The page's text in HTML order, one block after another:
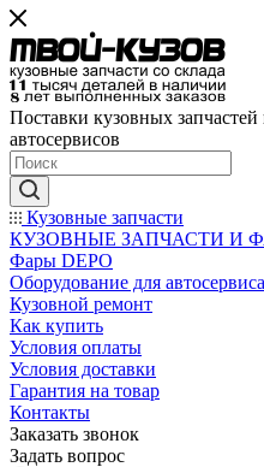
Поставки кузовных
автосервисов
Кузовные запчасти
КУЗОВНЫЕ ЗАПЧАСТИ И
Фары DEPO
Оборудование для автосервиса
Кузовной ремонт
Как купить
Условия оплаты
Условия доставки
Гарантия на товар
Контакты
Заказать звонок
Задать вопрос